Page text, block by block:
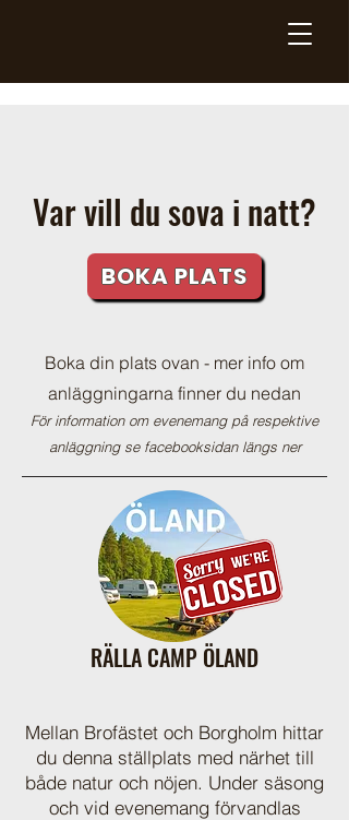
Var vill du sova i natt?
BOKA PLATS
Boka din plats ovan - mer info om
anläggningarna finner du nedan
För information om evenemang på respektive
anläggning se facebooksidan längs ner
RÄLLA CAMP ÖLAND
Mellan Brofästet och Borgholm hittar
du denna ställplats med närhet till
både natur och nöjen. Under säsong
och vid evenemang förvandlas